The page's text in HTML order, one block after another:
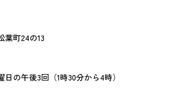
葉町24の13
日の午後3回（1時30分から4時）